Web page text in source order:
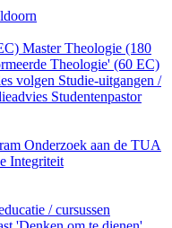
Master Theologie (180
Theologie' (60 EC)
volgen Studie-uitgangen /
Studentenpastor
Onderzoek aan de TUA
Integriteit
/ cursussen